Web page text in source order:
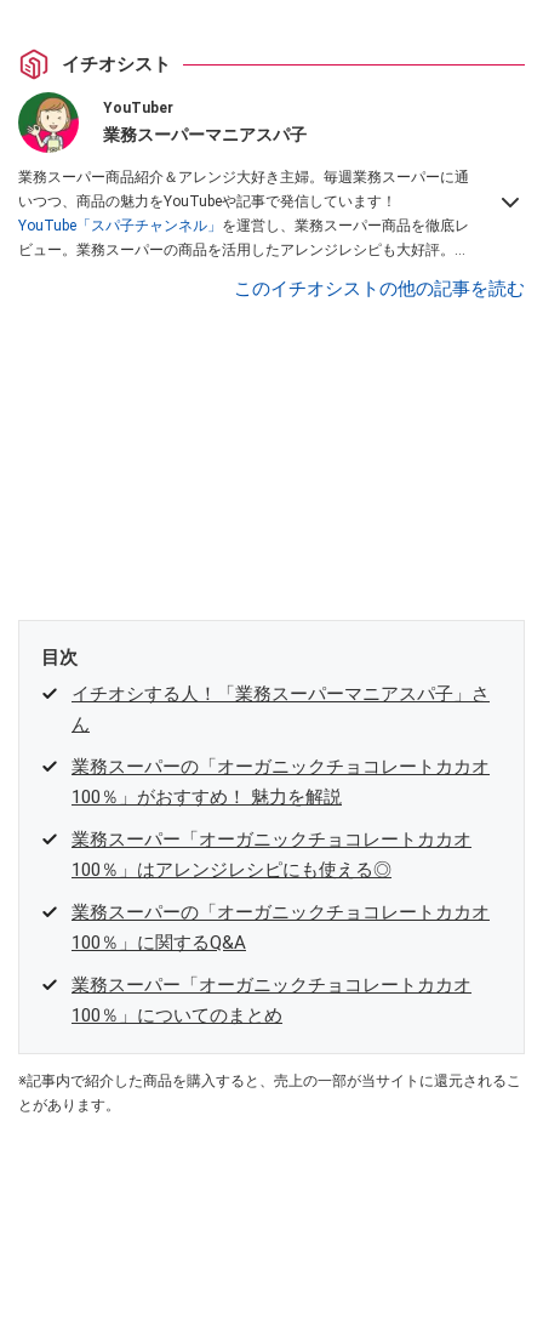
イチオシスト
YouTuber
業務スーパーマニアスパ子
業務スーパー商品紹介＆アレンジ大好き主婦。毎週業務スーパーに通
いつつ、商品の魅力をYouTubeや記事で発信しています！
YouTube「スパ子チャンネル」 を運営し、業務スーパー商品を徹底レ
ビュー。業務スーパーの商品を活用したアレンジレシピも大好評。時
このイチオシストの他の記事を読む
目次
イチオシする人！「業務スーパーマニアスパ子」さ
ん
業務スーパーの「オーガニックチョコレートカカオ
100％」がおすすめ！ 魅力を解説
業務スーパー「オーガニックチョコレートカカオ
100％」はアレンジレシピにも使える◎
業務スーパーの「オーガニックチョコレートカカオ
100％」に関するQ&A
業務スーパー「オーガニックチョコレートカカオ
100％」についてのまとめ
※記事内で紹介した商品を購入すると、売上の一部が当サイトに還元されるこ
とがあります。